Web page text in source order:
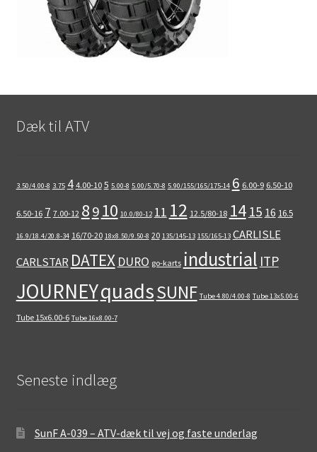
Dæk til ATV
3.50/4.00-8 3.75 4 4.00-10 5 5.00-8 5.00/5.70-8 5.90/155/165/175-14 6 6.00-9 6.50-10
6.50-16 7 7.00-12 89 10 10.0/80-12 11 12 12.5/80-18 14 15 16 16.5
16.9/18.4/20.8-34 16/70-20 18x8.50/9.50-8 20 135/145-13 155/165-13 CARLISLE
CARLSTAR DATEX DURO go-karts industrial ITP
JOURNEYquadsSUNF Tube 4.80/4.00-8 Tube 13x5.00-6
Tube 15x6.00-6 Tube 16x8.00-7
Seneste indlæg
SunF A-039 – ATV-dæk til vej og faste underlag